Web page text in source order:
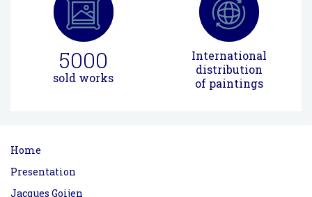
5000
sold works
International
distribution
of paintings
Home
Presentation
Jacques Goijen